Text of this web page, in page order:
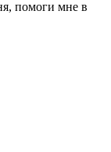
помоги мне в